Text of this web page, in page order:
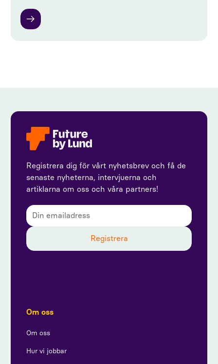
Registrera dig för vårt nyhetsbrev och få de
senaste nyheterna, intervjuerna och
artiklarna om oss och våra partners!
Om oss
Om oss
Hur vi jobbar